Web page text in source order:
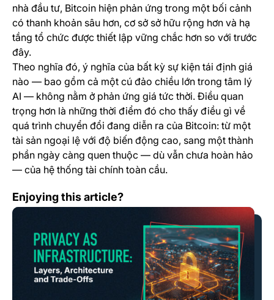
nhà đầu tư, Bitcoin hiện phản ứng trong một bối cảnh
có thanh khoản sâu hơn, cơ sở sở hữu rộng hơn và hạ
tầng tổ chức được thiết lập vững chắc hơn so với trước
đây.
Theo nghĩa đó, ý nghĩa của bất kỳ sự kiện tái định giá
nào — bao gồm cả một cú đảo chiều lớn trong tâm lý
AI — không nằm ở phản ứng giá tức thời. Điều quan
trọng hơn là những thời điểm đó cho thấy điều gì về
quá trình chuyển đổi đang diễn ra của Bitcoin: từ một
tài sản ngoại lệ với độ biến động cao, sang một thành
phần ngày càng quen thuộc — dù vẫn chưa hoàn hảo
— của hệ thống tài chính toàn cầu.
Enjoying this article?
Các Lớp Quyền Riêng Tư: Khi Privacy Coin Nhường